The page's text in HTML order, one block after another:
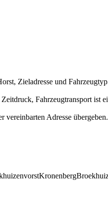
Zieladresse und
Fahrzeugtransport ist
vereinbarten Adresse übergeben.
Kronenberg